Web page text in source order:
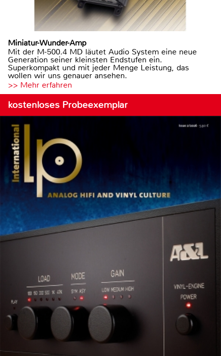
Miniatur-Wunder-Amp
Mit der M-500.4 MD läutet Audio System eine neue
Generation seiner kleinsten Endstufen ein.
Superkompakt und mit jeder Menge Leistung, das
wollen wir uns genauer ansehen.
>> Mehr erfahren
kostenloses Probeexemplar